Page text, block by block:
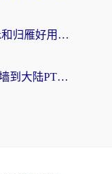
海外党踩坑指南：Quickback和归雁好用吗？选对加速器才能无缝刷国内资源
海外党必看：如何用VPN翻墙到大陆PTT？一篇解决你所有回国加速痛点